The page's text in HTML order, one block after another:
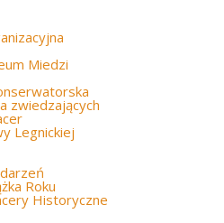
Miedzi
zwiedzających
Legnickiej
Roku
Historyczne